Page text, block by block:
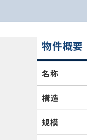
物件概要
名称
構造
規模